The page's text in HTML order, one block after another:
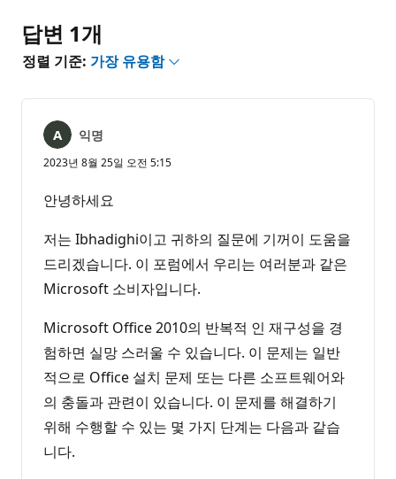
음
답변 1개
정렬 기준: 가장 유용함
익명
2023년 8월 25일 오전 5:15
안녕하세요
저는 Ibhadighi이고 귀하의 질문에 기꺼이 도움을
드리겠습니다. 이 포럼에서 우리는 여러분과 같은
Microsoft 소비자입니다.
Microsoft Office 2010의 반복적 인 재구성을 경
험하면 실망 스러울 수 있습니다. 이 문제는 일반
적으로 Office 설치 문제 또는 다른 소프트웨어와
의 충돌과 관련이 있습니다. 이 문제를 해결하기
위해 수행할 수 있는 몇 가지 단계는 다음과 같습
니다.